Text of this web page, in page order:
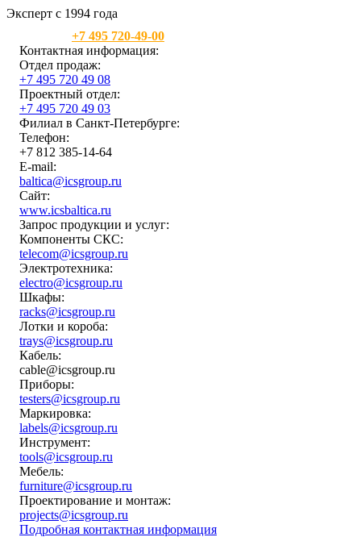
Эксперт с 1994 года
+7 495 720-49-00
Контактная информация:
Отдел продаж:
+7 495 720 49 08
Проектный отдел:
+7 495 720 49 03
Филиал в Санкт-Петербурге:
Телефон:
+7 812 385-14-64
E-mail:
baltica@icsgroup.ru
Сайт:
www.icsbaltica.ru
Запрос продукции и услуг:
Компоненты СКС:
telecom@icsgroup.ru
Электротехника:
electro@icsgroup.ru
Шкафы:
racks@icsgroup.ru
Лотки и короба:
trays@icsgroup.ru
Кабель:
cable@icsgroup.ru
Приборы:
testers@icsgroup.ru
Маркировка:
labels@icsgroup.ru
Инструмент:
tools@icsgroup.ru
Мебель:
furniture@icsgroup.ru
Проектирование и монтаж:
projects@icsgroup.ru
Подробная контактная информация